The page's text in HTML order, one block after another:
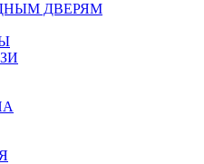
ДВЕРЯМ